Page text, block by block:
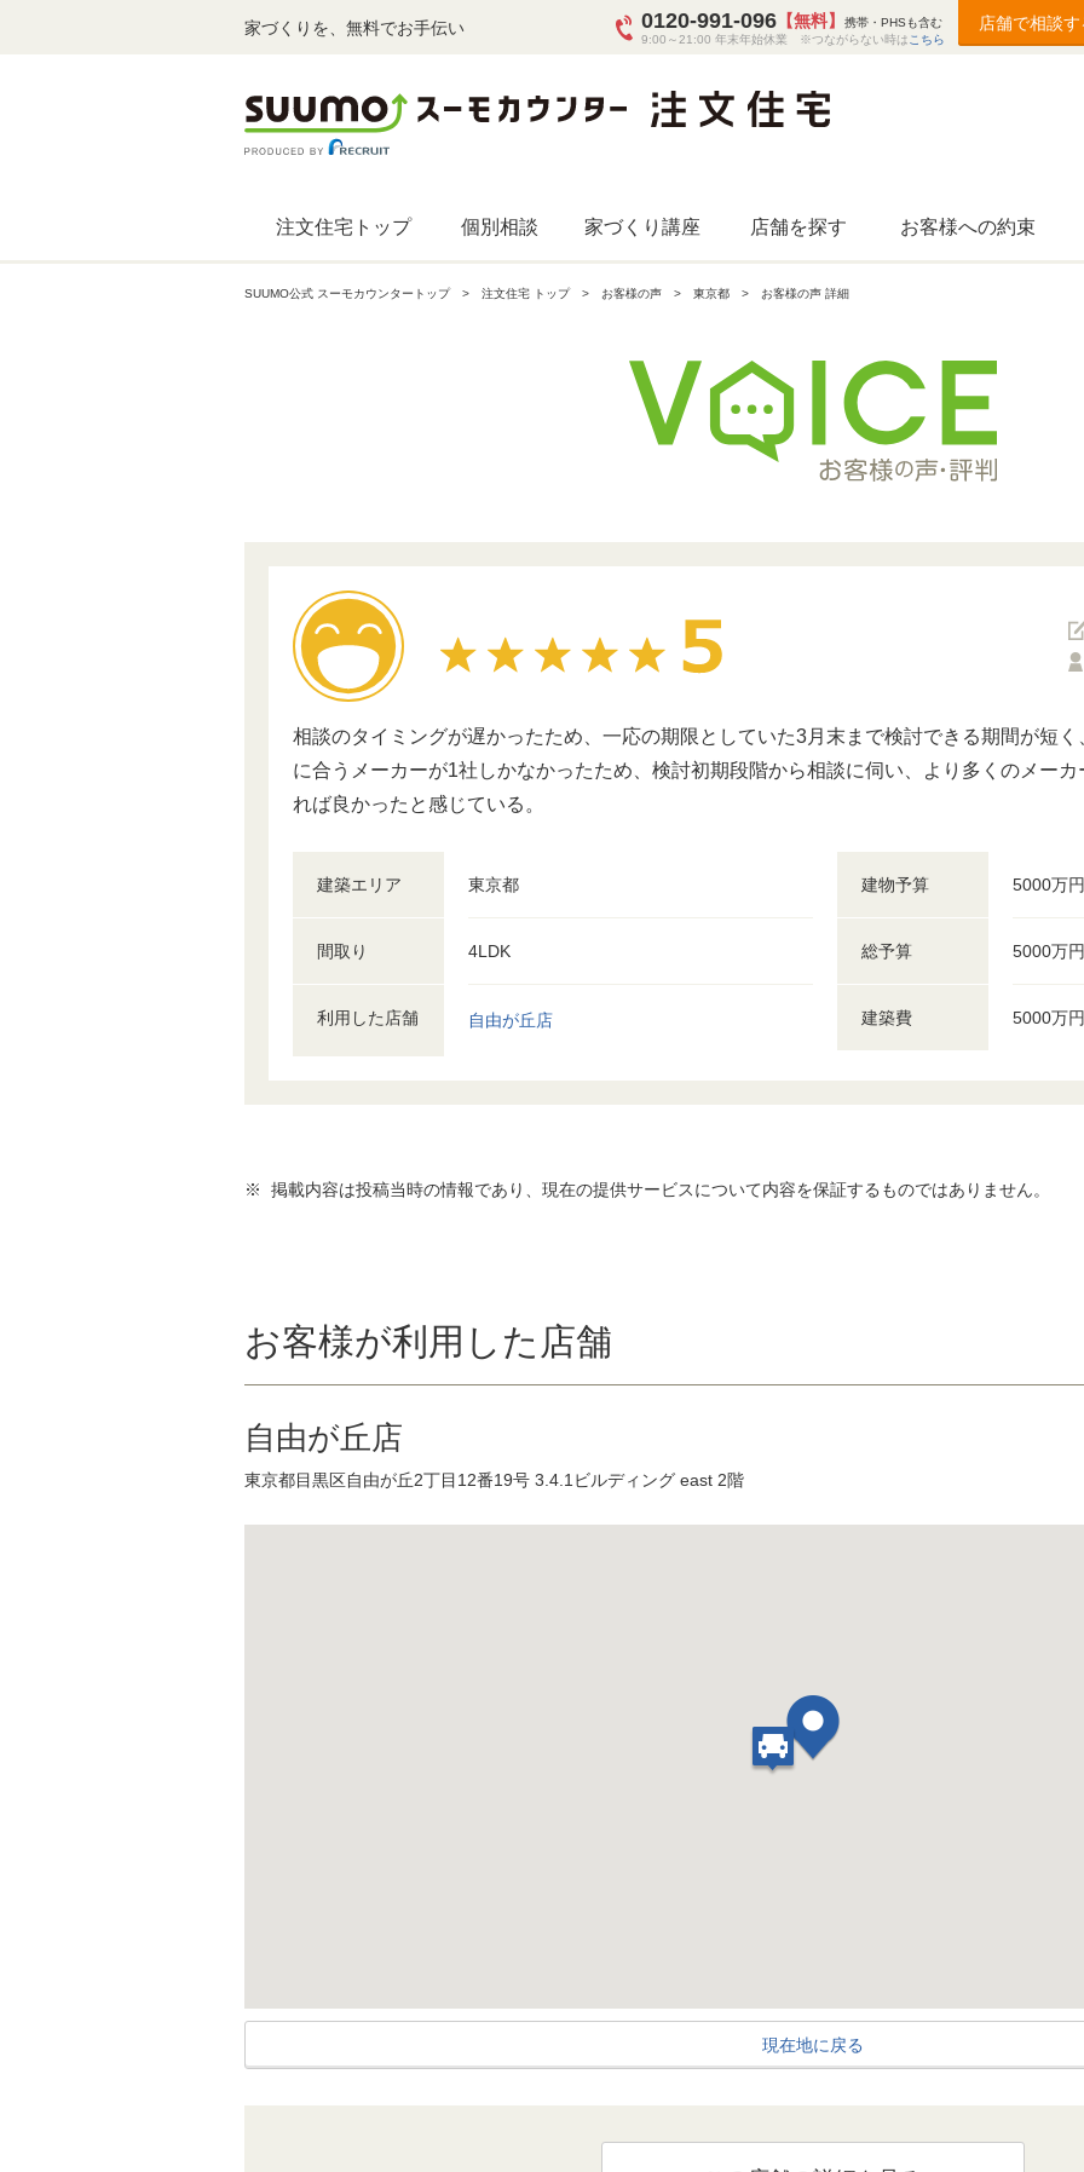
家づくりを、無料でお手伝い 0120-991-096 【無料】
携帯・PHSも含む
9:00～21:00 年末年始休業 ※つながらない時は こちら
店舗で相談す
注文住宅トップ 個別相談 家づくり講座 店舗を探す お客様への約束
SUUMO公式 スーモカウンタートップ 注文住宅 トップ お客様の声 東京都 お客様の声 詳細
相談のタイミングが遅かったため、一応の期限としていた3月末まで検討できる期間が短
に合うメーカーが1社しかなかったため、検討初期段階から相談に伺い、より多くのメー
れば良かったと感じている。
建築エリア 東京都
間取り 4LDK
利用した店舗 自由が丘店
建物予算 5000万
総予算 5000万
建築費 5000万
※ 掲載内容は投稿当時の情報であり、現在の提供サービスについて内容を保証するものではありません。
お客様が利用した店舗
自由が丘店
東京都目黒区自由が丘2丁目12番19号 3.4.1ビルディング east 2階
現在地に戻る